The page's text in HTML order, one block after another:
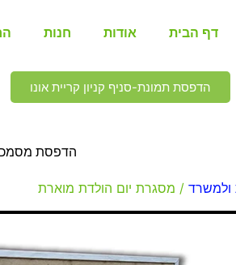
דף הבית אודות חנות
הדפסת תמונת-סניף קניון קריית אונו
הדפסת
ולמשרד / מסגרת יום הולדת מוארת